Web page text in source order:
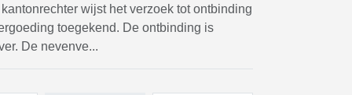
wijst het verzoek tot ontbinding
toegekend. De ontbinding is
De nevenve...